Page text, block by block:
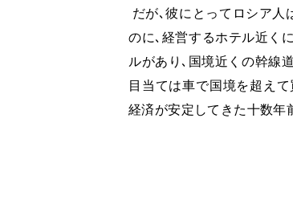
だが､彼にとってロシア人
のに､経営するホテル近く
ルがあり､国境近くの幹線
目当ては車で国境を超え
経済が安定してきた十数年